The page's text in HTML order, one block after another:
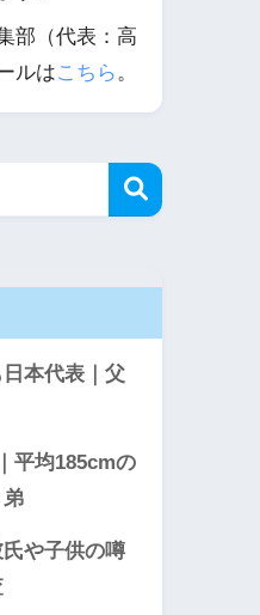
部（代表：高
ルはこちら。
本代表｜父
平均185cmの
や子供の噂